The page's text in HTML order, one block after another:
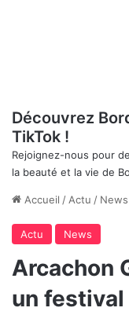
Découvrez
TikTok !
Rejoignez-nous pour
la beauté et la vie de
Accueil /Actu / News
Actu News
Arcachon
un